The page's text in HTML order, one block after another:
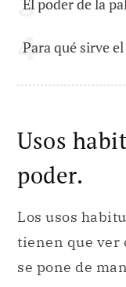
El poder de la
Para qué sirve
Usos
poder.
Los usos
tienen que ver
se pone de